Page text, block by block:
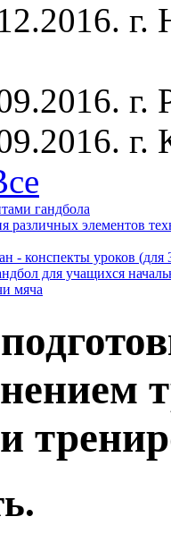
г.
гандбола
различных элементов
- конспекты уроков (для
для учащихся
мяча